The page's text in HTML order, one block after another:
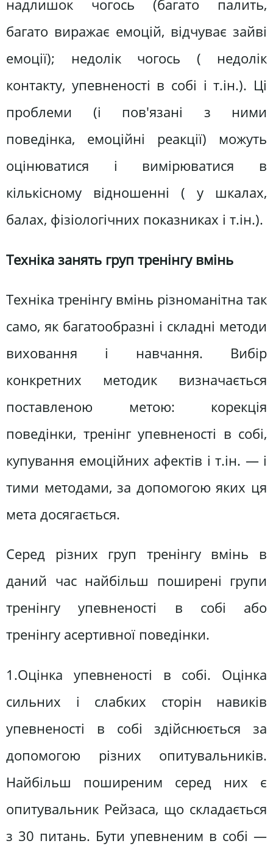
надлишок чогось (багато палить,
багато виражає емоцій, відчуває зайві
емоції); недолік чогось ( недолік
контакту, упевненості в собі і т.ін.). Ці
проблеми (і пов'язані з ними
поведінка, емоційні реакції) можуть
оцінюватися і вимірюватися в
кількісному відношенні ( у шкалах,
балах, фізіологічних показниках і т.ін.).
Техніка занять груп тренінгу вмінь
Техніка тренінгу вмінь різноманітна так
само, як багатообразні і складні методи
виховання і навчання. Вибір
конкретних методик визначається
поставленою метою: корекція
поведінки, тренінг упевненості в собі,
купування емоційних афектів і т.ін. — і
тими методами, за допомогою яких ця
мета досягається.
Серед різних груп тренінгу вмінь в
даний час найбільш поширені групи
тренінгу упевненості в собі або
тренінгу асертивної поведінки.
1.Оцінка упевненості в собі. Оцінка
сильних і слабких сторін навиків
упевненості в собі здійснюється за
допомогою різних опитувальників.
Найбільш поширеним серед них є
опитувальник Рейзаса, що складається
з 30 питань. Бути упевненим в собі —